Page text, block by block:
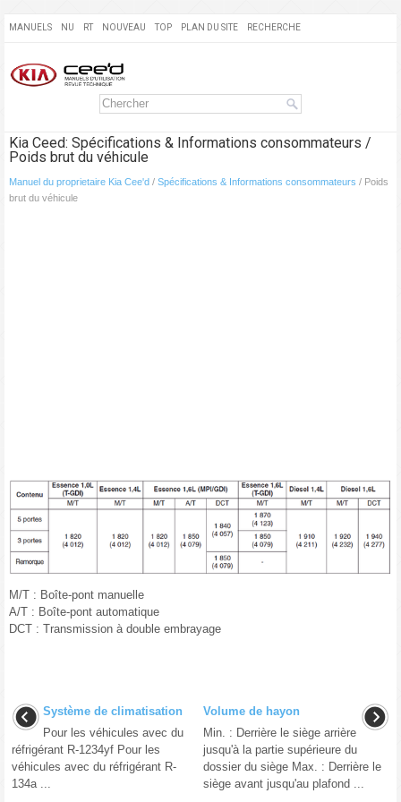
MANUELS NU RT NOUVEAU TOP PLAN DU SITE RECHERCHE
Kia Ceed: Spécifications & Informations consommateurs /
Poids brut du véhicule
Manuel du proprietaire Kia Cee'd / Spécifications & Informations consommateurs / Poids
brut du véhicule
M/T : Boîte-pont manuelle
A/T : Boîte-pont automatique
DCT : Transmission à double embrayage
Système de climatisation
Pour les véhicules avec du
réfrigérant R-1234yf Pour les
véhicules avec du réfrigérant R-
134a ...
Volume de hayon
Min. : Derrière le siège arrière
jusqu'à la partie supérieure du
dossier du siège Max. : Derrière le
siège avant jusqu'au plafond ...